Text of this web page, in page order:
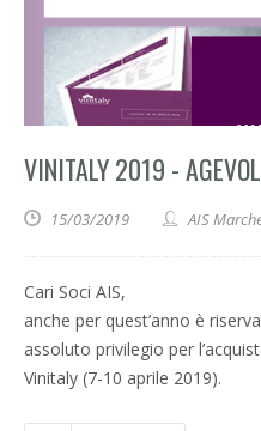
VINITALY 2019 -
15/03/2019 AIS
Cari Soci AIS,
anche per quest’anno è
assoluto privilegio per
Vinitaly (7-10 aprile 2019).